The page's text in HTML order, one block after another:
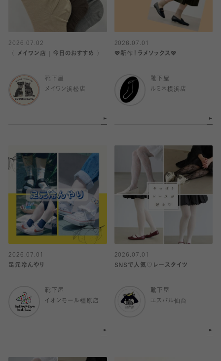
2026.07.02
〈 メイワン店｜今日のおすすめ 〉
靴下屋
メイワン浜松店
2026.07.01
💖新作！ラメソックス💖
靴下屋
ルミネ横浜店
2026.07.01
足元冷んやり
靴下屋
イオンモール橿原店
2026.07.01
SNSで人気♡レースタイツ
靴下屋
エスパル仙台